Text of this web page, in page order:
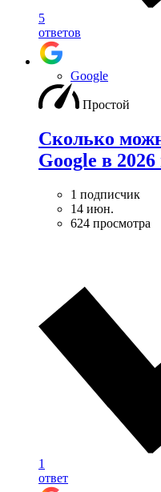
5
ответов
Google
Простой
Сколько
Google в 2026
1 подписчик
14 июн.
624 просмотра
1
ответ